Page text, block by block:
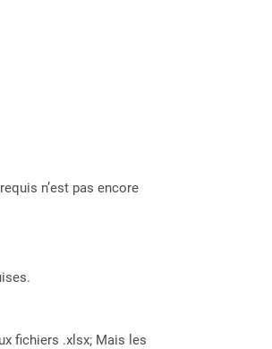
n’est pas encore
fichiers .xlsx; Mais les